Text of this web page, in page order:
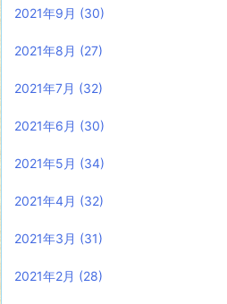
2021年9月 (30)
2021年8月 (27)
2021年7月 (32)
2021年6月 (30)
2021年5月 (34)
2021年4月 (32)
2021年3月 (31)
2021年2月 (28)